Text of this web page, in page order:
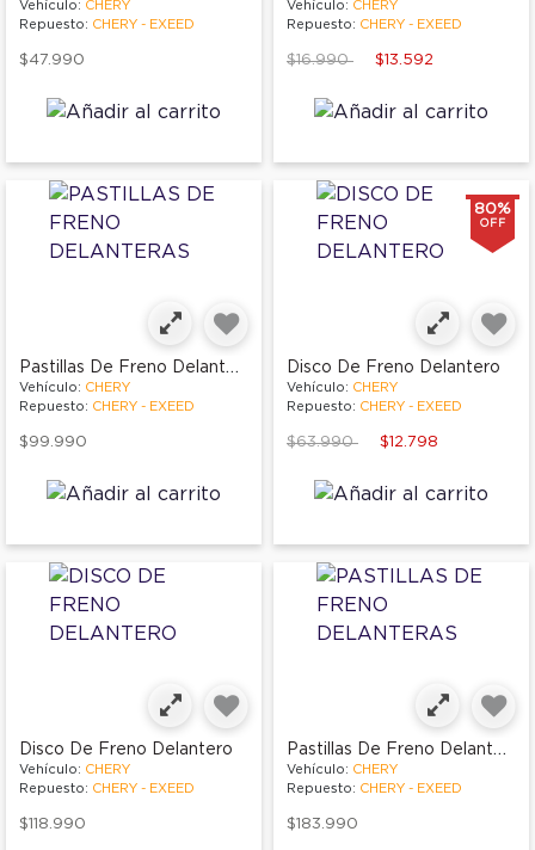
Vehículo: CHERY
Repuesto: CHERY - EXEED
$47.990
Vehículo: CHERY
Repuesto: CHERY - EXEED
Price reduced from
$16.990to $13.592
Pastillas De Freno Delanteras
Vehículo: CHERY
Repuesto: CHERY - EXEED
$99.990
80%
OFF
Disco De Freno Delantero
Vehículo: CHERY
Repuesto: CHERY - EXEED
Price reduced from
$63.990to $12.798
Disco De Freno Delantero
Vehículo: CHERY
Repuesto: CHERY - EXEED
$118.990
Pastillas De Freno Delanteras
Vehículo: CHERY
Repuesto: CHERY - EXEED
$183.990